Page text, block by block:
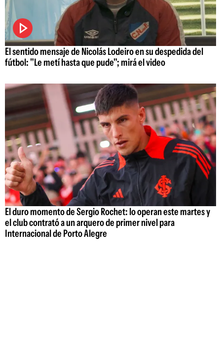
El sentido mensaje de Nicolás Lodeiro en su despedida del
fútbol: "Le metí hasta que pude"; mirá el video
El duro momento de Sergio Rochet: lo operan este martes y
el club contrató a un arquero de primer nivel para
Internacional de Porto Alegre